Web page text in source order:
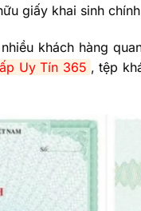
giấy khai sinh
khách hàng
Uy Tín 365 , tệp